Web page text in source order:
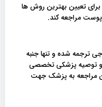
تعیین بهترین روش ها
مراجعه کند.
ترجمه شده و تنها جنبه
رو توصیه پزشکی تخصصی
مراجعه به پزشک جهت